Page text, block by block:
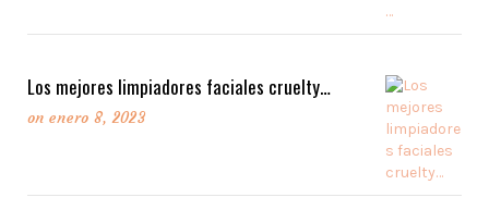
Los mejores limpiadores faciales cruelty…
on enero 8, 2023